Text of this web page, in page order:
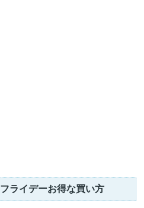
ライデーお得な買い方